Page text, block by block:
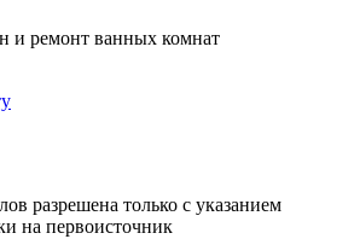
и ремонт ванных комнат
разрешена только с указанием
на первоисточник